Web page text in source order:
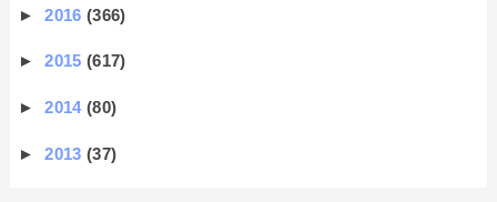
►2016(366)
►2015(617)
►2014(80)
►2013(37)